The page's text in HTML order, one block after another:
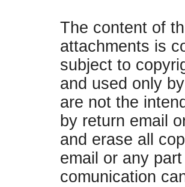
The content of
attachments is
subject to
and used only
are not the
by return email
and erase all
email or any
comunication